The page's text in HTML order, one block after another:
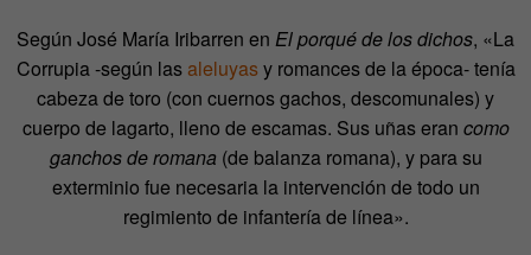
Según José María Iribarren en El porqué de los dichos, «La
Corrupia -según lasaleluyasy romances de la época- tenía
cabeza de toro (con cuernos gachos, descomunales) y
cuerpo de lagarto, lleno de escamas. Sus uñas eran como
ganchos de romana (de balanza romana), y para su
exterminio fue necesaria la intervención de todo un
regimiento de infantería de línea».